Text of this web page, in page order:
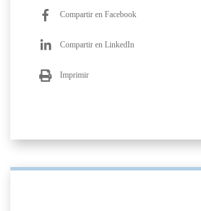
Compartir en Facebook
Compartir en LinkedIn
Imprimir